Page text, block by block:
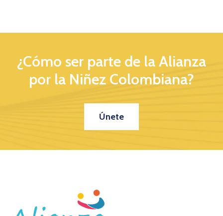
¿Cómo ser parte de la Alianza
por la Niñez Colombiana?
Únete